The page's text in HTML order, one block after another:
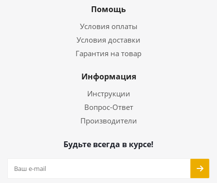
Помощь
Условия оплаты
Условия доставки
Гарантия на товар
Информация
Инструкции
Вопрос-Ответ
Производители
Будьте всегда в курсе!